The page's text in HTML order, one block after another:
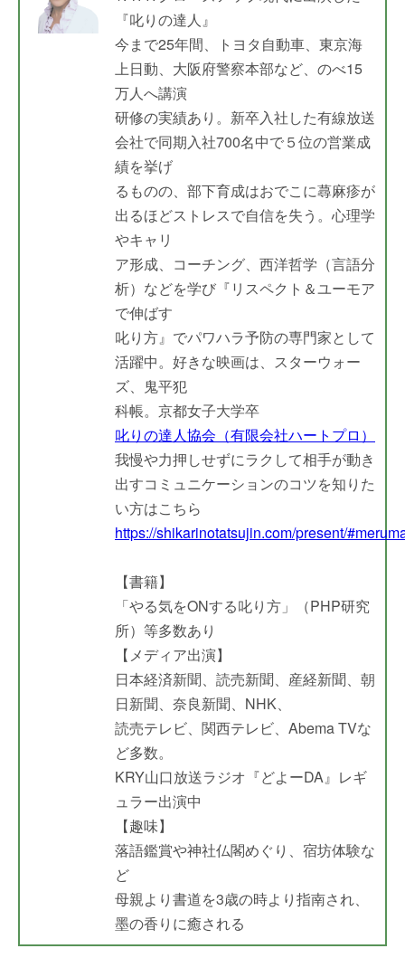
『叱りの達人』
今まで25年間、トヨタ自動車、東京海
上日動、大阪府警察本部など、のべ15
万人へ講演
研修の実績あり。新卒入社した有線放送
会社で同期入社700名中で５位の営業成
績を挙げ
るものの、部下育成はおでこに蕁麻疹が
出るほどストレスで自信を失う。心理学
やキャリ
ア形成、コーチング、西洋哲学（言語分
析）などを学び『リスペクト＆ユーモア
で伸ばす
叱り方』でパワハラ予防の専門家として
活躍中。好きな映画は、スターウォー
ズ、鬼平犯
科帳。京都女子大学卒
叱りの達人協会（有限会社ハートプロ）
我慢や力押しせずにラクして相手が動き
出すコミュニケーションのコツを知りた
い方はこちら
https://shikarinotatsujin.com/present/
【書籍】
「やる気をONする叱り方」（PHP研究
所）等多数あり
【メディア出演】
日本経済新聞、読売新聞、産経新聞、朝
日新聞、奈良新聞、NHK、
読売テレビ、関西テレビ、Abema TVな
ど多数。
KRY山口放送ラジオ『どよーDA』レギ
ュラー出演中
【趣味】
落語鑑賞や神社仏閣めぐり、宿坊体験な
ど
母親より書道を3歳の時より指南され、
墨の香りに癒される